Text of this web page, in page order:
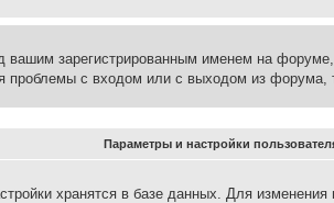
зарегистрированным именем на
проблемы с входом или с выходом из
Параметры и настройки
хранятся в базе данных. Для